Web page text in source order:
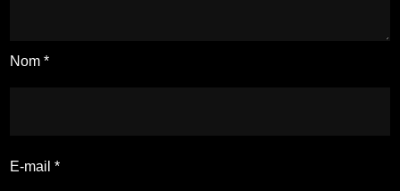
Nom*
E-mail*